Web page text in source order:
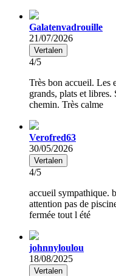
Galatenvadrouille
21/07/2026
Vertalen
4/5
Très bon accueil. Les
grands, plats et
chemin. Très calme
Verofred63
30/05/2026
Vertalen
4/5
accueil sympathique.
attention pas de
fermée tout l été
johnnyloulou
18/08/2025
Vertalen